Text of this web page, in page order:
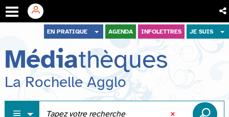
menu
contenu
recherche
EN PRATIQUE AGENDA INFOLETTRES JE SUIS
Médiathèques
La Rochelle Agglo